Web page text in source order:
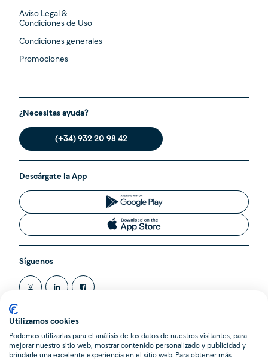
Aviso Legal &
Condiciones de Uso
Condiciones generales
Promociones
¿Necesitas ayuda?
(+34) 932 20 98 42
Descárgate la App
Síguenos
@2020 Cleverea SL. Todos los derechos reservados.
Cleverea es una Agencia de Suscripción inscrita en el Registro
Utilizamos cookies
Podemos utilizarlas para el análisis de los datos de nuestros visitantes, para
mejorar nuestro sitio web, mostrar contenido personalizado y publicidad y
brindarle una excelente experiencia en el sitio web. Para obtener más